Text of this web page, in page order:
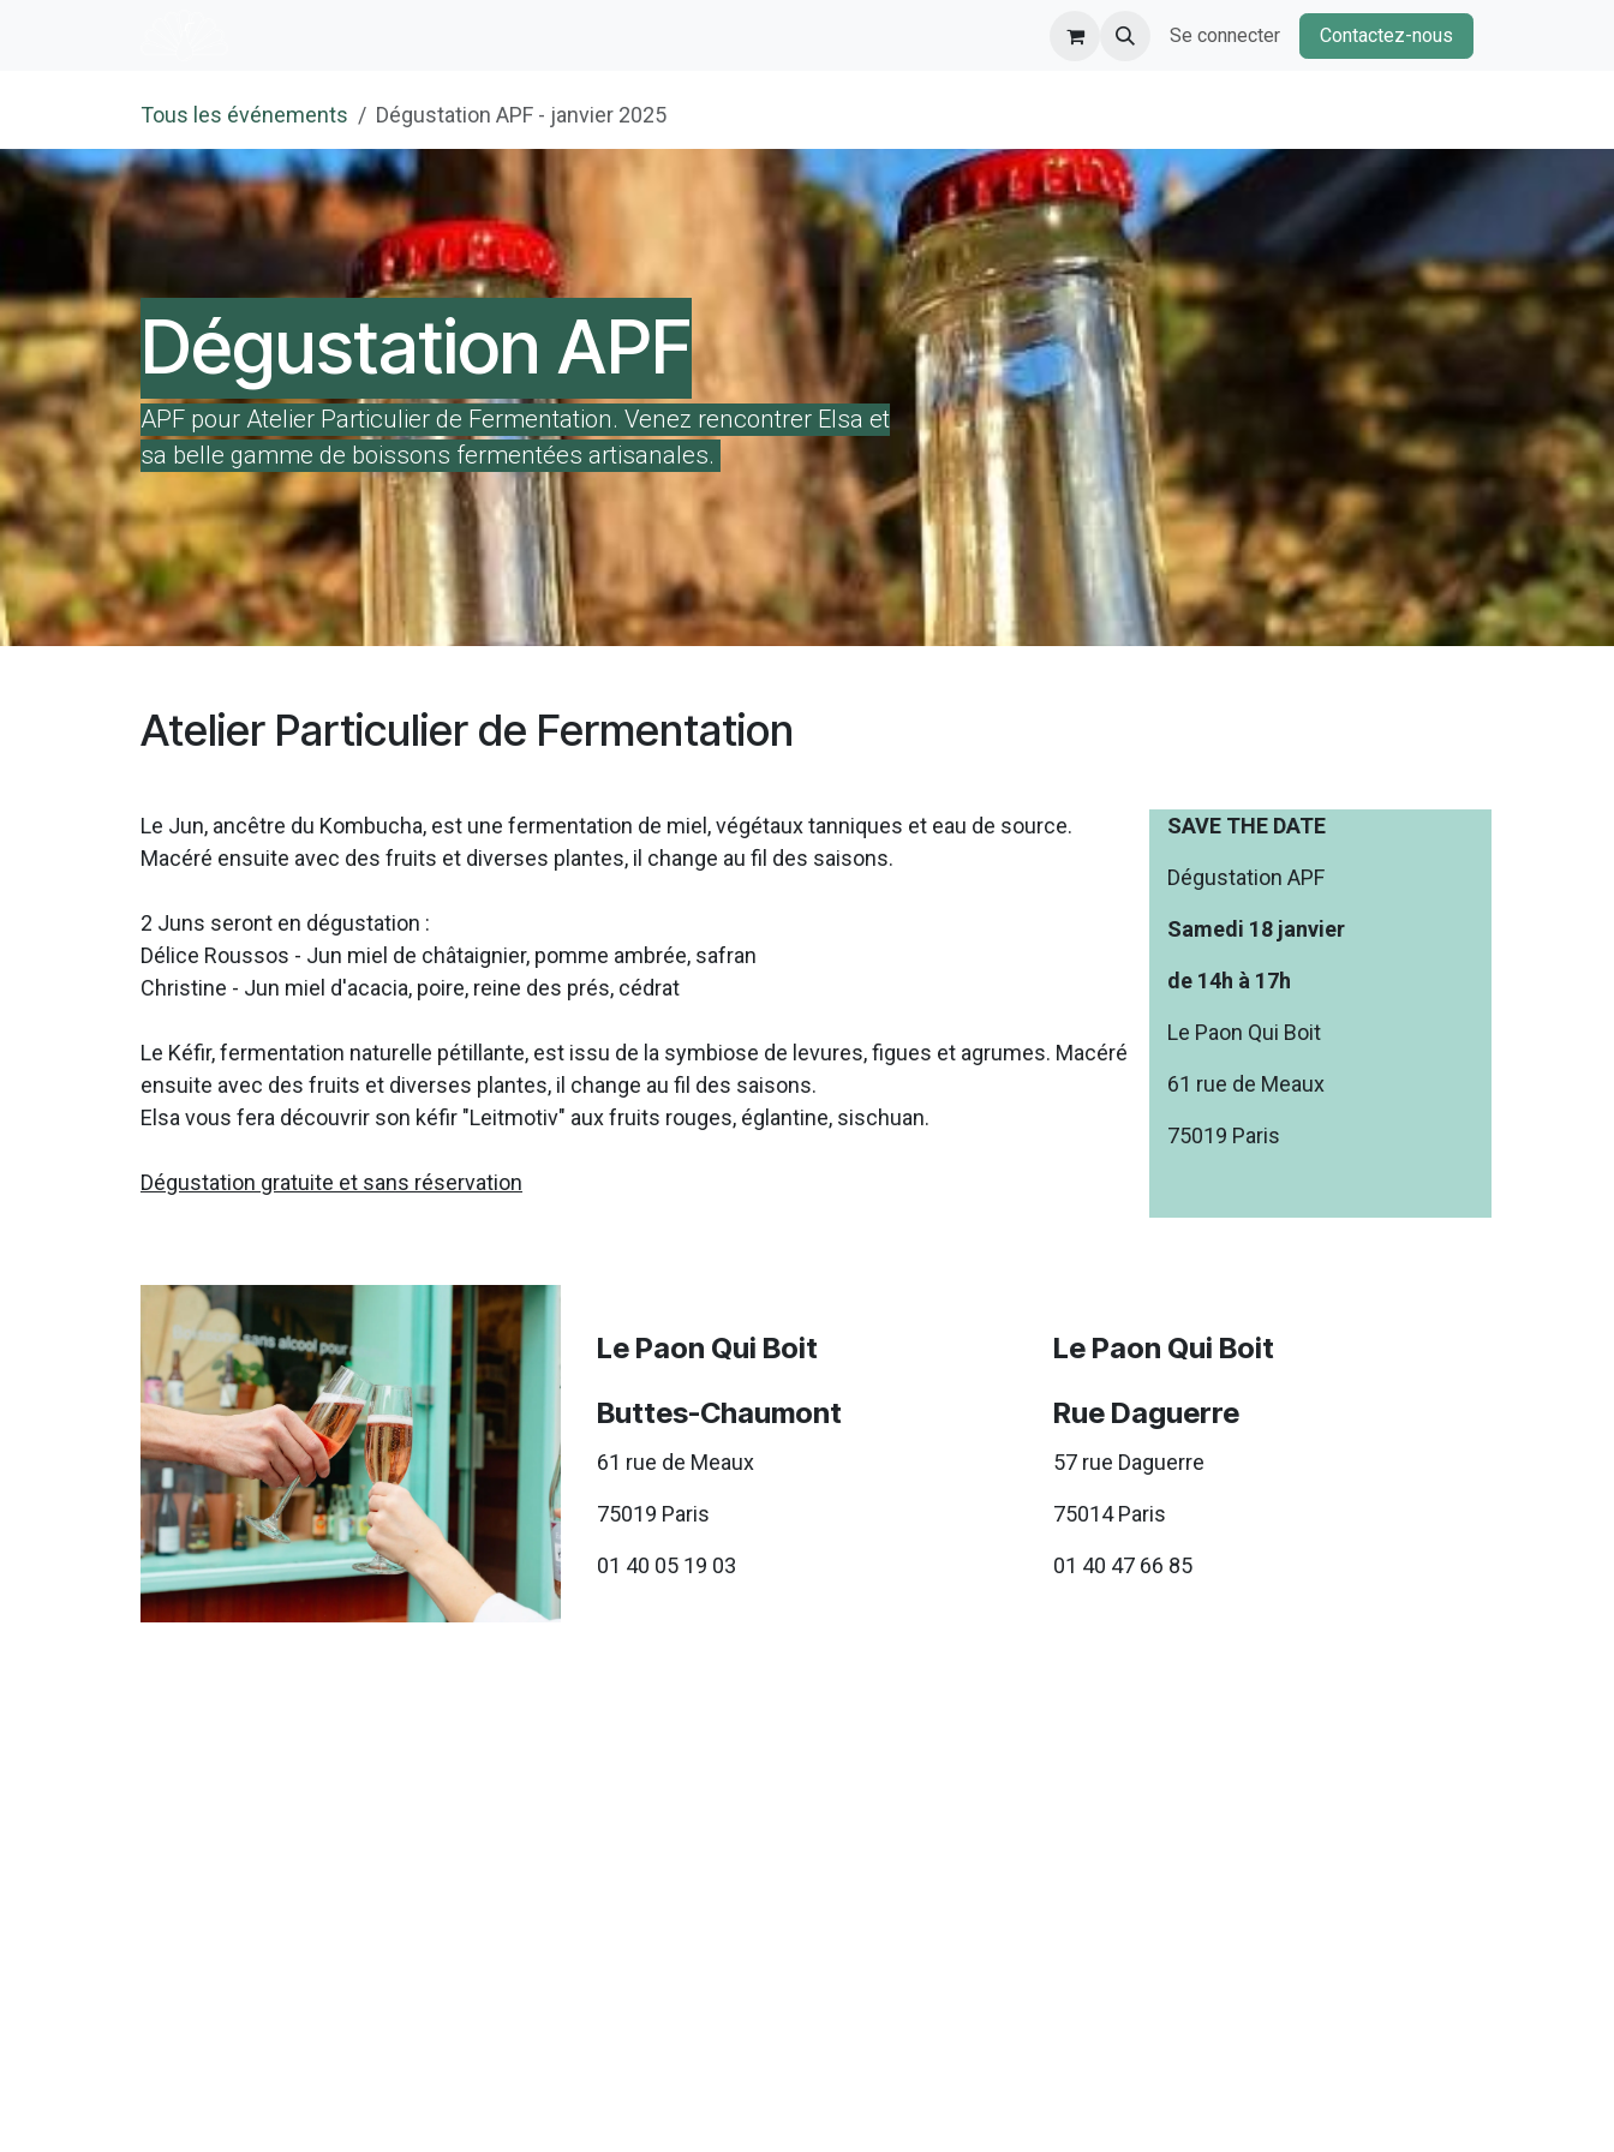
Se connecter Contactez-nous
Tous les événements Dégustation APF - janvier 2025
Dégustation APF
APF pour Atelier Particulier de Fermentation. Venez rencontrer Elsa et
sa belle gamme de boissons fermentées artisanales.
Atelier Particulier de Fermentation
Le Jun, ancêtre du Kombucha, est une fermentation de miel, végétaux tanniques et eau de source.
Macéré ensuite avec des fruits et diverses plantes, il change au fil des saisons.
2 Juns seront en dégustation :
Délice Roussos - Jun miel de châtaignier, pomme ambrée, safran
Christine - Jun miel d'acacia, poire, reine des prés, cédrat
Le Kéfir, fermentation naturelle pétillante, est issu de la symbiose de levures, figues et agrumes. Macéré
ensuite avec des fruits et diverses plantes, il change au fil des saisons.
Elsa vous fera découvrir son kéfir "Leitmotiv" aux fruits rouges, églantine, sischuan.
Dégustation gratuite et sans réservation
SAVE THE DATE
Dégustation APF
Samedi 18 janvier
de 14h à 17h
Le Paon Qui Boit
61 rue de Meaux
75019 Paris
Le Paon Qui Boit
Buttes-Chaumont
61 rue de Meaux
75019 Paris
01 40 05 19 03
Le Paon Qui Boit
Rue Daguerre
57 rue Daguerre
75014 Paris
01 40 47 66 85